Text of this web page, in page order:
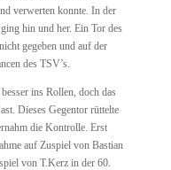
verwerten konnte. In der
hin und her. Ein Tor des
gegeben und auf der
des TSV’s.
ins Rollen, doch das
Dieses Gegentor rüttelte
die Kontrolle. Erst
auf Zuspiel von Bastian
von T.Kerz in der 60.